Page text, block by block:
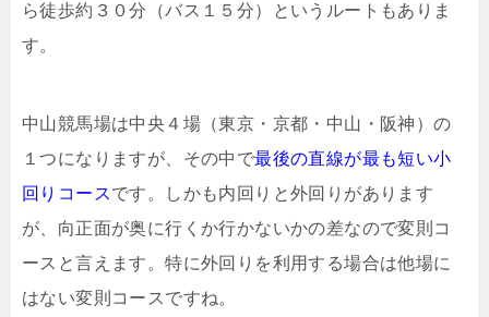
ら徒歩約３０分（バス１５分）というルートもありま
す。
中山競馬場は中央４場（東京・京都・中山・阪神）の
１つになりますが、その中で最後の直線が最も短い小
回りコースです。しかも内回りと外回りがあります
が、向正面が奥に行くか行かないかの差なので変則コ
ースと言えます。特に外回りを利用する場合は他場に
はない変則コースですね。